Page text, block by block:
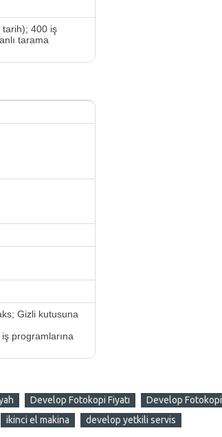
tarih); 400 iş
tarama
Gizli kutusuna
programlarına
Develop Fotokopi Fiyatı Develop Fotokopi
ikinci el makina develop yetkili servis